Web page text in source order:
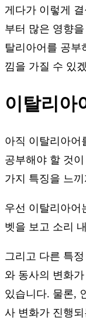
게다가 이렇게
부터 많은 영향
탈리아어를 공부
낌을 가질 수 있
이탈리아
아직 이탈리아어
공부해야 할 것
가지 특징을 느
우선 이탈리아어
벳을 보고 소리
그리고 다른 특
와 동사의 변화
있습니다. 물론,
사 변화가 진행